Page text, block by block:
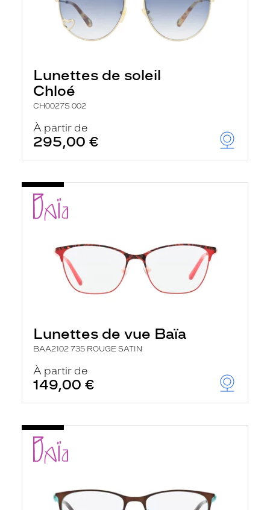
Lunettes de soleil
Chloé
CH0027S 002
À partir de
295,00 €
Lunettes de vue Baïa
BAA2102 735 ROUGE SATIN
À partir de
149,00 €